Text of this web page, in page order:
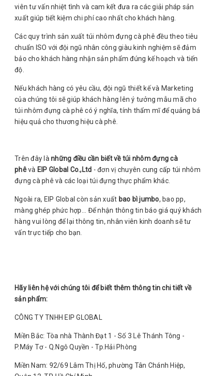
viên tư vấn nhiệt tình và cam kết đưa ra các giải pháp sản
xuất giúp tiết kiệm chi phí cao nhất cho khách hàng.
Các quy trình sản xuất túi nhôm đựng cà phê đều theo tiêu
chuẩn ISO với đội ngũ nhân công giàu kinh nghiệm sẽ đảm
bảo cho khách hàng nhận sản phẩm đúng kế hoạch và tiến
độ.
Nếu khách hàng có yêu cầu, đội ngũ thiết kế và Marketing
của chúng tôi sẽ giúp khách hàng lên ý tưởng mẫu mã cho
túi nhôm đựng cà phê có ý nghĩa, tính thẩm mĩ để quảng bá
hiệu quả cho thương hiệu cà phê.
Trên đây là những điều cần biết về túi nhôm đựng cà
phêvà EIP Global Co.,Ltd - đơn vị chuyên cung cấp túi nhôm
đựng cà phê và các loại túi đựng thực phẩm khác.
Ngoài ra, EIP Global còn sản xuất bao bì jumbo, bao pp,
màng ghép phức hợp... Để nhận thông tin báo giá quý khách
hàng vui lòng để lại thông tin, nhân viên kinh doanh sẽ tư
vấn trực tiếp cho bạn.
Hãy liên hệ với chúng tôi để biết thêm thông tin chi tiết về
sản phẩm:
CÔNG TY TNHH EIP GLOBAL
Miền Bắc: Tòa nhà Thành Đạt 1 - Số 3 Lê Thánh Tông -
P.Máy Tơ - Q.Ngô Quyền - Tp.Hải Phòng
Miền Nam: 92/69 Lâm Thị Hố, phường Tân Chánh Hiệp,